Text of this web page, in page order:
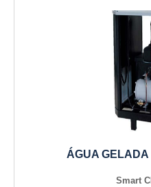
ÁGUA
Smart